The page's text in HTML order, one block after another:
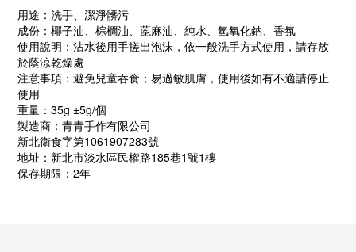
用途：洗手、潔淨髒污
成份：椰子油、棕櫚油、萞麻油、純水、氫氧化鈉、香氛
使用說明：沾水後用手搓出泡沫，依一般洗手方式使用，請存放
於蔭涼乾燥處
注意事項：避免兒童吞食；易過敏肌膚，使用後如有不適請停止
使用
重量：35g ±5g/個
製造商：青青手作有限公司
新北衛食字第1061907283號
地址：新北市淡水區民權路185巷1號1樓
保存期限：2年